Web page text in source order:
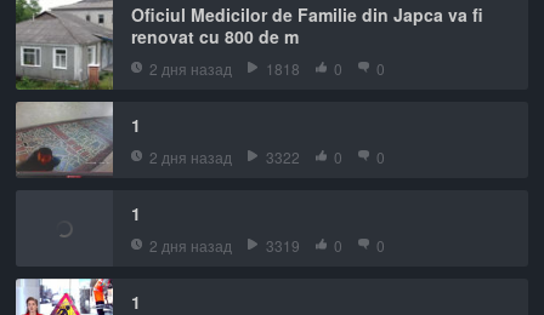
Oficiul Medicilor de Familie din Japca va fi
renovat cu 800 de m
2 дня назад 1818 0 0
1
2 дня назад 3322 0 0
1
2 дня назад 3319 0 0
1